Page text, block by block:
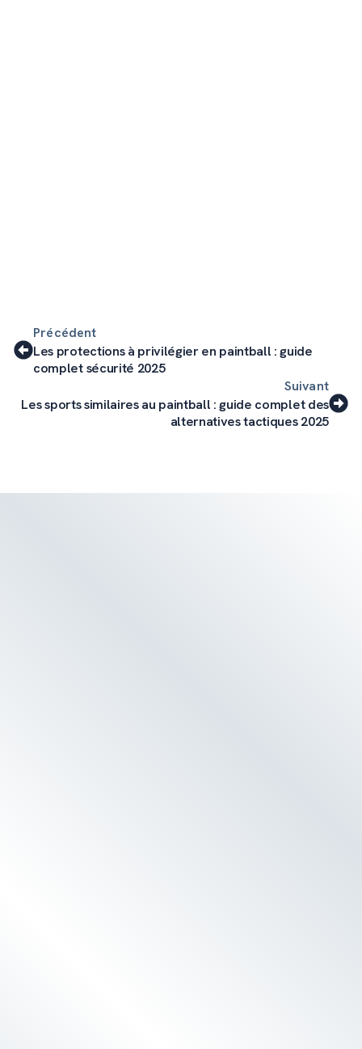
Précédent
Les protections à privilégier en paintball : guide
complet sécurité 2025
Suivant
Les sports similaires au paintball : guide complet des
alternatives tactiques 2025